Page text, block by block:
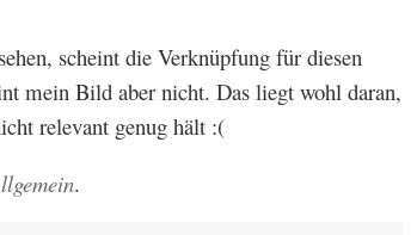
scheint die Verknüpfung für diesen
mein Bild aber nicht. Das liegt wohl daran,
relevant genug hält :(
.